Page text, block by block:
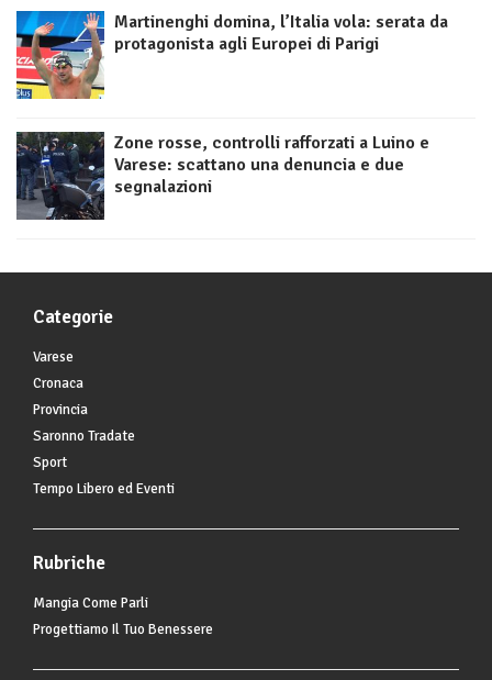
Martinenghi domina, l’Italia vola: serata da
protagonista agli Europei di Parigi
Zone rosse, controlli rafforzati a Luino e
Varese: scattano una denuncia e due
segnalazioni
Categorie
Varese
Cronaca
Provincia
Saronno Tradate
Sport
Tempo Libero ed Eventi
Rubriche
Mangia Come Parli
Progettiamo Il Tuo Benessere